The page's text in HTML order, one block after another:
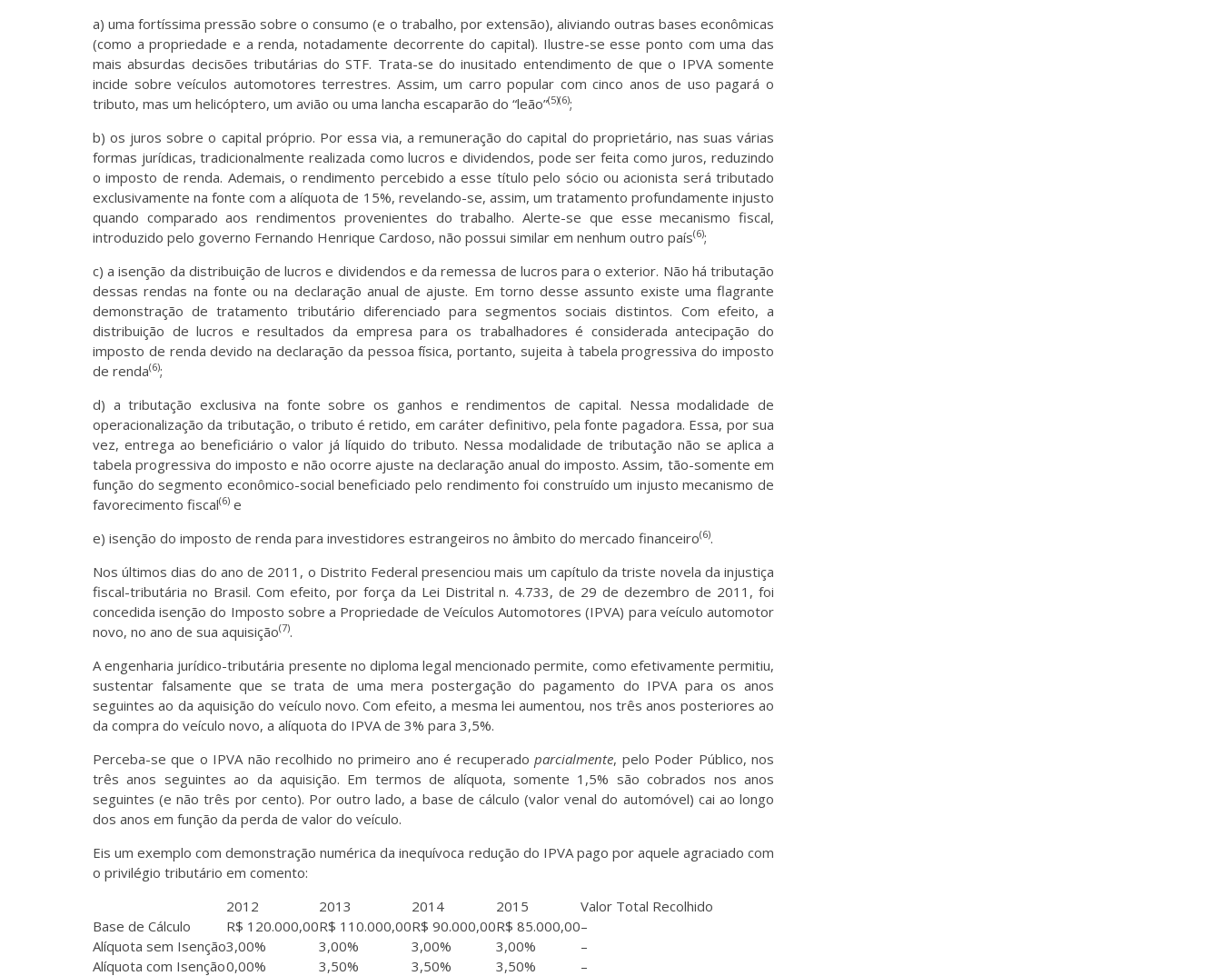
a) uma fortíssima pressão sobre o consumo (e o trabalho, por extensão), aliviando outras bases econômicas
(como a propriedade e a renda, notadamente decorrente do capital). Ilustre-se esse ponto com uma das
mais absurdas decisões tributárias do STF. Trata-se do inusitado entendimento de que o IPVA somente
incide sobre veículos automotores terrestres. Assim, um carro popular com cinco anos de uso pagará o
tributo, mas um helicóptero, um avião ou uma lancha escaparão do “leão”(5)(6);
b) os juros sobre o capital próprio. Por essa via, a remuneração do capital do proprietário, nas suas várias
formas jurídicas, tradicionalmente realizada como lucros e dividendos, pode ser feita como juros, reduzindo
o imposto de renda. Ademais, o rendimento percebido a esse título pelo sócio ou acionista será tributado
exclusivamente na fonte com a alíquota de 15%, revelando-se, assim, um tratamento profundamente injusto
quando comparado aos rendimentos provenientes do trabalho. Alerte-se que esse mecanismo fiscal,
introduzido pelo governo Fernando Henrique Cardoso, não possui similar em nenhum outro país(6);
c) a isenção da distribuição de lucros e dividendos e da remessa de lucros para o exterior. Não há tributação
dessas rendas na fonte ou na declaração anual de ajuste. Em torno desse assunto existe uma flagrante
demonstração de tratamento tributário diferenciado para segmentos sociais distintos. Com efeito, a
distribuição de lucros e resultados da empresa para os trabalhadores é considerada antecipação do
imposto de renda devido na declaração da pessoa física, portanto, sujeita à tabela progressiva do imposto
de renda(6);
d) a tributação exclusiva na fonte sobre os ganhos e rendimentos de capital. Nessa modalidade de
operacionalização da tributação, o tributo é retido, em caráter definitivo, pela fonte pagadora. Essa, por sua
vez, entrega ao beneficiário o valor já líquido do tributo. Nessa modalidade de tributação não se aplica a
tabela progressiva do imposto e não ocorre ajuste na declaração anual do imposto. Assim, tão-somente em
função do segmento econômico-social beneficiado pelo rendimento foi construído um injusto mecanismo de
favorecimento fiscal(6) e
e) isenção do imposto de renda para investidores estrangeiros no âmbito do mercado financeiro(6).
Nos últimos dias do ano de 2011, o Distrito Federal presenciou mais um capítulo da triste novela da injustiça
fiscal-tributária no Brasil. Com efeito, por força da Lei Distrital n. 4.733, de 29 de dezembro de 2011, foi
concedida isenção do Imposto sobre a Propriedade de Veículos Automotores (IPVA) para veículo automotor
novo, no ano de sua aquisição(7).
A engenharia jurídico-tributária presente no diploma legal mencionado permite, como efetivamente permitiu,
sustentar falsamente que se trata de uma mera postergação do pagamento do IPVA para os anos
seguintes ao da aquisição do veículo novo. Com efeito, a mesma lei aumentou, nos três anos posteriores ao
da compra do veículo novo, a alíquota do IPVA de 3% para 3,5%.
Perceba-se que o IPVA não recolhido no primeiro ano é recuperadoparcialmente, pelo Poder Público, nos
três anos seguintes ao da aquisição. Em termos de alíquota, somente 1,5% são cobrados nos anos
seguintes (e não três por cento). Por outro lado, a base de cálculo (valor venal do automóvel) cai ao longo
dos anos em função da perda de valor do veículo.
Eis um exemplo com demonstração numérica da inequívoca redução do IPVA pago por aquele agraciado com
o privilégio tributário em comento:
2012
2013 2014 2015
Valor Total Recolhido
Base de Cálculo
R$ 120.000,00R$ 110.000,00R$ 90.000,00R$ 85.000,00–
Alíquota sem Isenção3,00% 3,00% 3,00% 3,00%
–
Alíquota com Isenção0,00% 3,50% 3,50% 3,50%
–